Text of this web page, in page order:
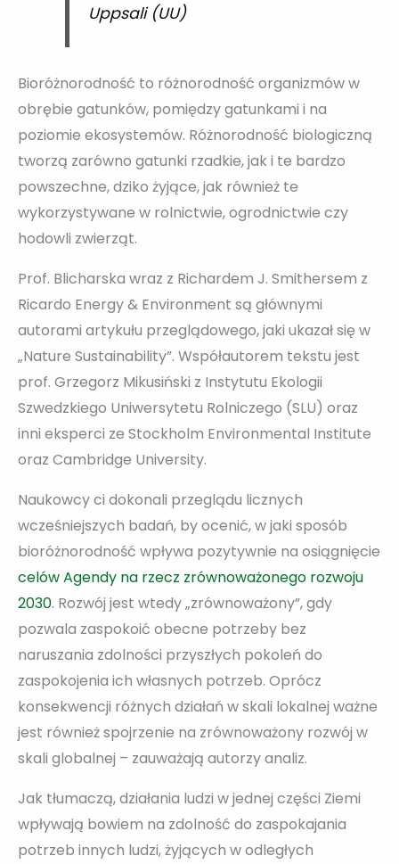
Uppsali (UU)
Bioróżnorodność to różnorodność organizmów w
obrębie gatunków, pomiędzy gatunkami i na
poziomie ekosystemów. Różnorodność biologiczną
tworzą zarówno gatunki rzadkie, jak i te bardzo
powszechne, dziko żyjące, jak również te
wykorzystywane w rolnictwie, ogrodnictwie czy
hodowli zwierząt.
Prof. Blicharska wraz z Richardem J. Smithersem z
Ricardo Energy & Environment są głównymi
autorami artykułu przeglądowego, jaki ukazał się w
„Nature Sustainability”. Współautorem tekstu jest
prof. Grzegorz Mikusiński z Instytutu Ekologii
Szwedzkiego Uniwersytetu Rolniczego (SLU) oraz
inni eksperci ze Stockholm Environmental Institute
oraz Cambridge University.
Naukowcy ci dokonali przeglądu licznych
wcześniejszych badań, by ocenić, w jaki sposób
bioróżnorodność wpływa pozytywnie na osiągnięcie
celów Agendy na rzecz zrównoważonego rozwoju
2030. Rozwój jest wtedy „zrównoważony”, gdy
pozwala zaspokoić obecne potrzeby bez
naruszania zdolności przyszłych pokoleń do
zaspokojenia ich własnych potrzeb. Oprócz
konsekwencji różnych działań w skali lokalnej ważne
jest również spojrzenie na zrównoważony rozwój w
skali globalnej – zauważają autorzy analiz.
Jak tłumaczą, działania ludzi w jednej części Ziemi
wpływają bowiem na zdolność do zaspokajania
potrzeb innych ludzi, żyjących w odległych